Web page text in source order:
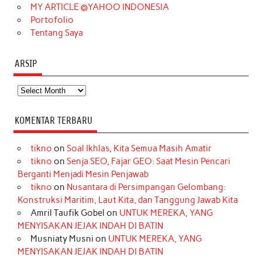
MY ARTICLE @YAHOO INDONESIA
Portofolio
Tentang Saya
ARSIP
Arsip
KOMENTAR TERBARU
tikno on Soal Ikhlas, Kita Semua Masih Amatir
tikno on Senja SEO, Fajar GEO: Saat Mesin Pencari
Berganti Menjadi Mesin Penjawab
tikno on Nusantara di Persimpangan Gelombang:
Konstruksi Maritim, Laut Kita, dan Tanggung Jawab Kita
Amril Taufik Gobel on UNTUK MEREKA, YANG
MENYISAKAN JEJAK INDAH DI BATIN
Musniaty Musni on UNTUK MEREKA, YANG
MENYISAKAN JEJAK INDAH DI BATIN